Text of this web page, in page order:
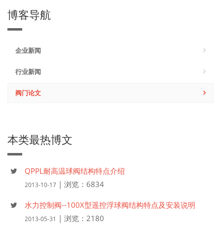
博客导航
企业新闻
行业新闻
阀门论文
本类最热博文
QPPL耐高温球阀结构特点介绍
2013-10-17 | 浏览：6834
水力控制阀--100X型遥控浮球阀结构特点及安装说明
2013-05-31 | 浏览：2180